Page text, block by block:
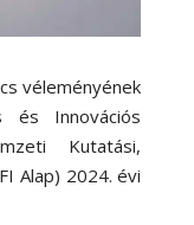
véleményének
és Innovációs
Kutatási,
Alap) 2024. évi